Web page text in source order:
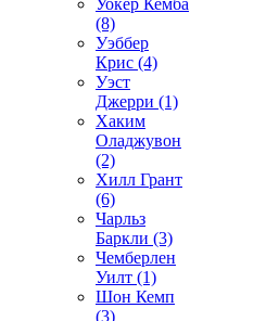
(8)
Уэббер
Крис (4)
Уэст
Джерри (1)
Хаким
Оладжувон
(2)
Хилл Грант
(6)
Чарльз
Баркли (3)
Чемберлен
Уилт (1)
Шон Кемп
(3)